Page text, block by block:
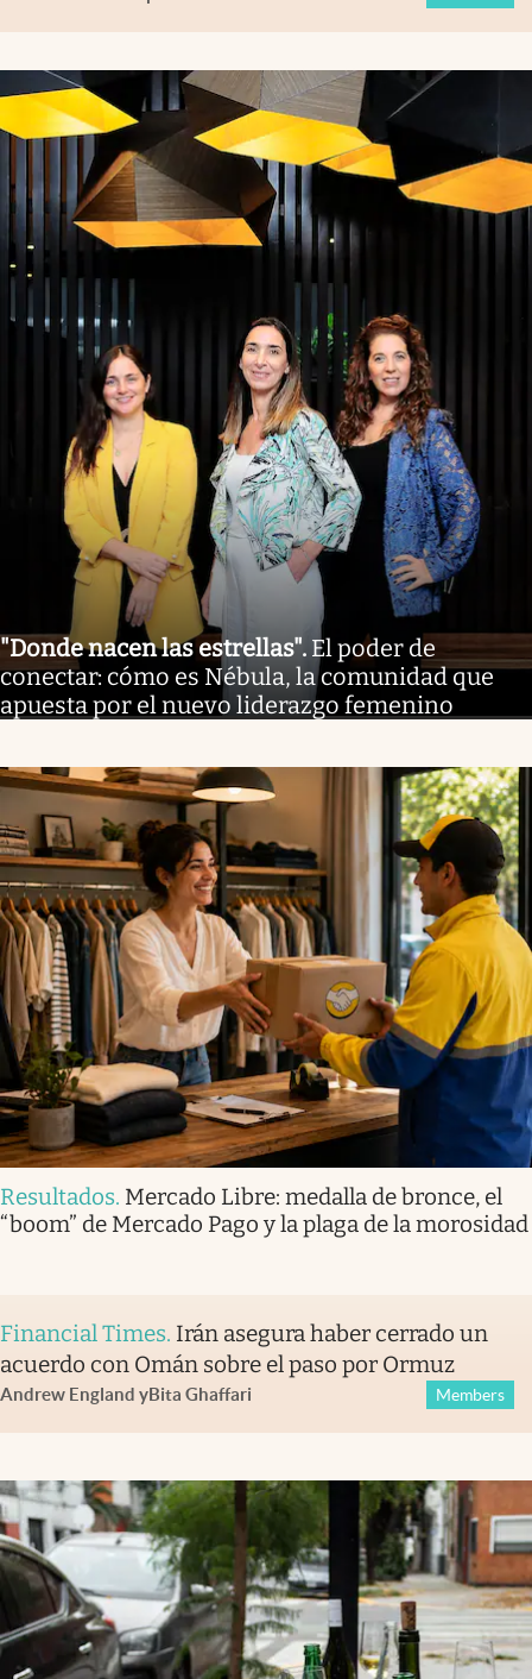
"Donde nacen las estrellas". El poder de
conectar: cómo es Nébula, la comunidad que
apuesta por el nuevo liderazgo femenino
Resultados. Mercado Libre: medalla de bronce, el
“boom” de Mercado Pago y la plaga de la morosidad
Financial Times. Irán asegura haber cerrado un
acuerdo con Omán sobre el paso por Ormuz
Andrew England yBita Ghaffari Members